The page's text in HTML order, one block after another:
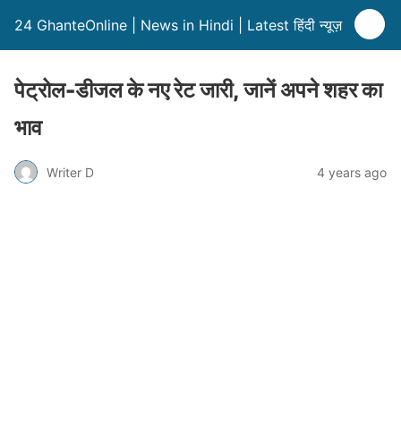
24 GhanteOnline | News in Hindi | Latest हिंदी न्यूज़
पेट्रोल-डीजल के नए रेट जारी, जानें अपने शहर का
भाव
Writer D 4 years ago